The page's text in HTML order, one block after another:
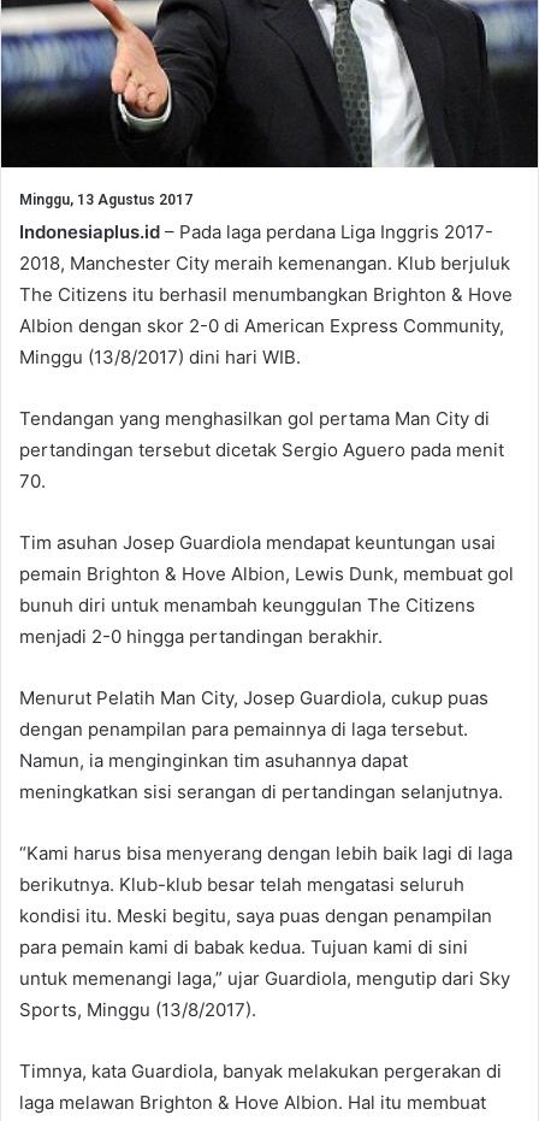
Minggu, 13 Agustus 2017
Indonesiaplus.id – Pada laga perdana Liga Inggris 2017-
2018, Manchester City meraih kemenangan. Klub berjuluk
The Citizens itu berhasil menumbangkan Brighton & Hove
Albion dengan skor 2-0 di American Express Community,
Minggu (13/8/2017) dini hari WIB.
Tendangan yang menghasilkan gol pertama Man City di
pertandingan tersebut dicetak Sergio Aguero pada menit
70.
Tim asuhan Josep Guardiola mendapat keuntungan usai
pemain Brighton & Hove Albion, Lewis Dunk, membuat gol
bunuh diri untuk menambah keunggulan The Citizens
menjadi 2-0 hingga pertandingan berakhir.
Menurut Pelatih Man City, Josep Guardiola, cukup puas
dengan penampilan para pemainnya di laga tersebut.
Namun, ia menginginkan tim asuhannya dapat
meningkatkan sisi serangan di pertandingan selanjutnya.
“Kami harus bisa menyerang dengan lebih baik lagi di laga
berikutnya. Klub-klub besar telah mengatasi seluruh
kondisi itu. Meski begitu, saya puas dengan penampilan
para pemain kami di babak kedua. Tujuan kami di sini
untuk memenangi laga,” ujar Guardiola, mengutip dari Sky
Sports, Minggu (13/8/2017).
Timnya, kata Guardiola, banyak melakukan pergerakan di
laga melawan Brighton & Hove Albion. Hal itu membuat